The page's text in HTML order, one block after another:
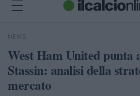
Cerca
NEWS
West Ham United punta
Stassin: analisi della
mercato